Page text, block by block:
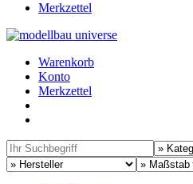
Merkzettel
Warenkorb
Konto
Merkzettel